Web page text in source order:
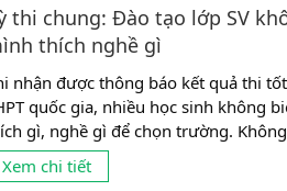
thi chung: Đào tạo lớp SV
thích nghề gì
nhận được thông báo kết quả thi
quốc gia, nhiều học sinh không
gì, nghề gì để chọn trường.
nào Theo thống kê gần đây, có
viên không theo được ngành mình
Xem chi tiết